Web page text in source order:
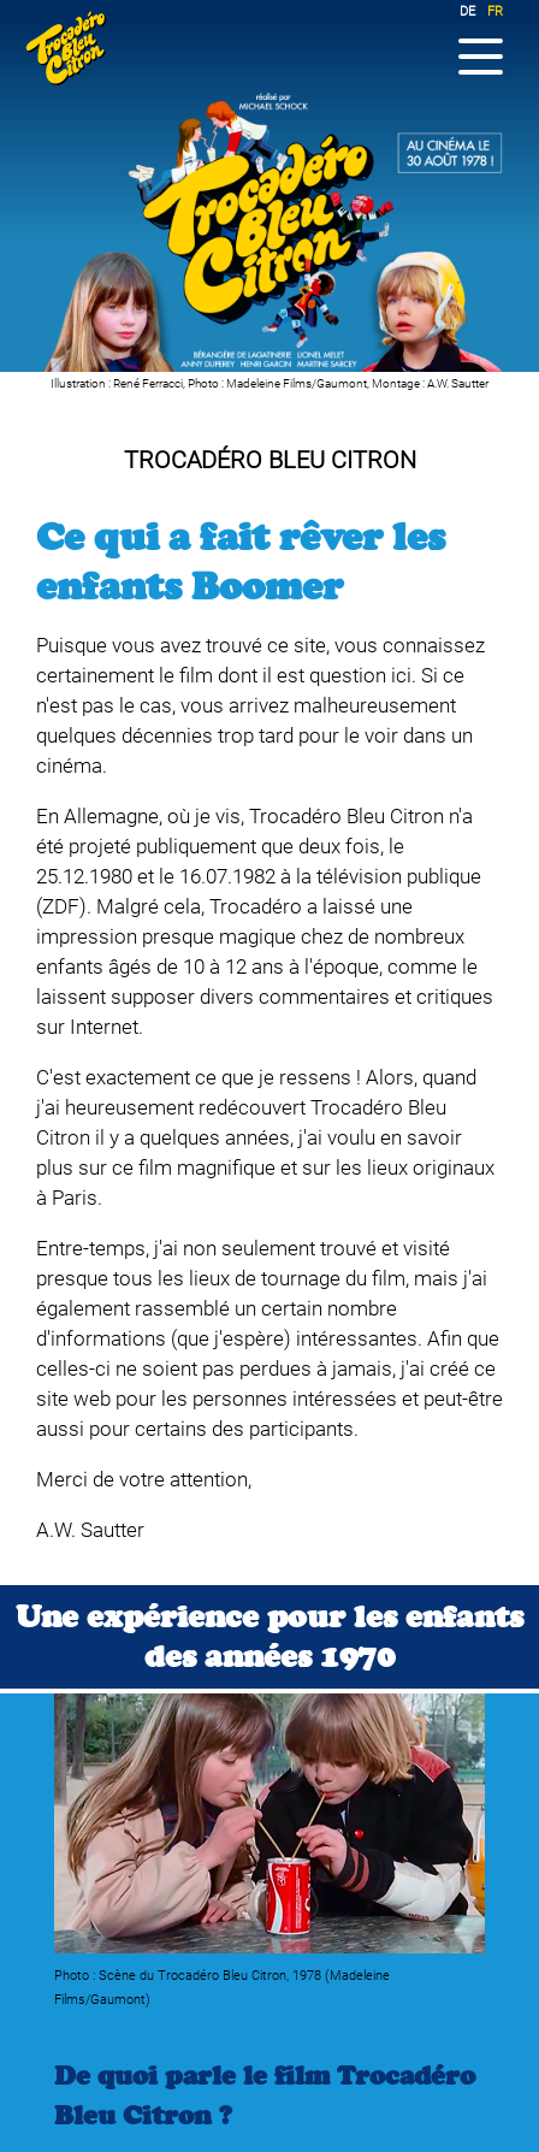
DE FR
Illustration : René Ferracci Photo : Madeleine Films/Gaumont Montage : A.W. Sautter
TROCADÉRO BLEU CITRON
Ce qui a fait rêver les
enfants Boomer
Puisque vous avez trouvé ce site, vous connaissez
certainement le film dont il est question ici. Si ce
n'est pas le cas, vous arrivez malheureusement
quelques décennies trop tard pour le voir dans un
cinéma.
En Allemagne, où je vis, Trocadéro Bleu Citron n'a
été projeté publiquement que deux fois, le
25.12.1980 et le 16.07.1982 à la télévision publique
(ZDF). Malgré cela, Trocadéro a laissé une
impression presque magique chez de nombreux
enfants âgés de 10 à 12 ans à l'époque, comme le
laissent supposer divers commentaires et critiques
sur Internet.
C'est exactement ce que je ressens ! Alors, quand
j'ai heureusement redécouvert Trocadéro Bleu
Citron il y a quelques années, j'ai voulu en savoir
plus sur ce film magnifique et sur les lieux originaux
à Paris.
Entre-temps, j'ai non seulement trouvé et visité
presque tous les lieux de tournage du film, mais j'ai
également rassemblé un certain nombre
d'informations (que j'espère) intéressantes. Afin que
celles-ci ne soient pas perdues à jamais, j'ai créé ce
site web pour les personnes intéressées et peut-être
aussi pour certains des participants.
Merci de votre attention,
A.W. Sautter
Une expérience pour les enfants
des années 1970
Photo : Scène du Trocadéro Bleu Citron, 1978 (Madeleine
Films/Gaumont)
De quoi parle le film Trocadéro
Bleu Citron ?